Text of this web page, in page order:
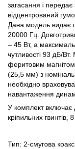
загасання і передає
відцентрований
Дана модель видає
20000 Гц.
– 45 Вт, а
чутливості 93 дБ/
феритовим
(25,5 мм) з
необхідно
навантаження
У комплект включає
кріпильних гвинтів,
Тип: 2-смугова